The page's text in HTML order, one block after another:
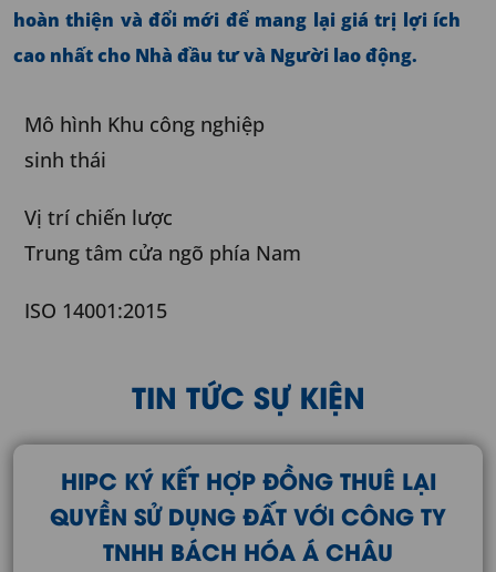
hoàn thiện và đổi mới để mang lại giá trị lợi ích
cao nhất cho Nhà đầu tư và Người lao động.
Mô hình Khu công nghiệp
sinh thái
Vị trí chiến lược
Trung tâm cửa ngõ phía Nam
ISO 14001:2015
TIN TỨC SỰ KIỆN
HIPC KÝ KẾT HỢP ĐỒNG THUÊ LẠI
QUYỀN SỬ DỤNG ĐẤT VỚI CÔNG TY
TNHH BÁCH HÓA Á CHÂU